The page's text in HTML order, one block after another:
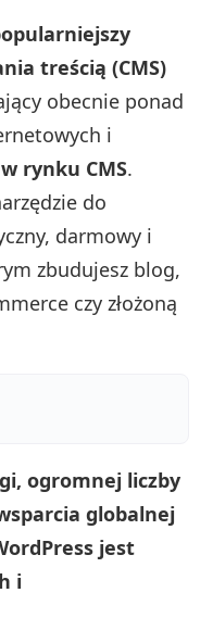
treścią (CMS)
obecnie ponad
i
rynku CMS.
do
darmowy i
zbudujesz blog,
czy złożoną
ogromnej liczby
globalnej
jest
i